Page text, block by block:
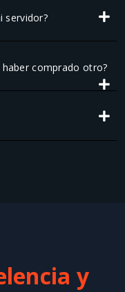
servidor?
comprado otro?
y